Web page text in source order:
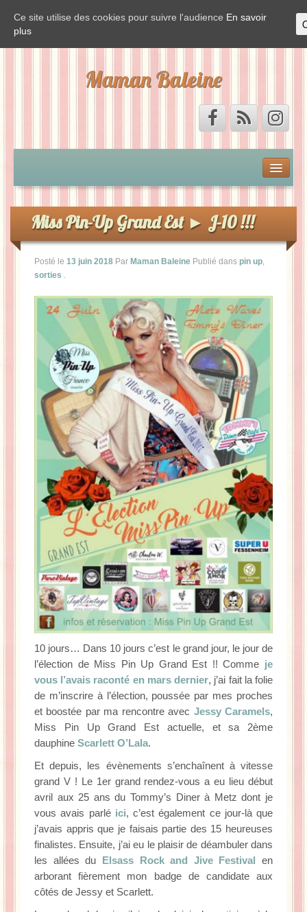
Maman Baleine
Mon by-pass et moi
Vis ma vie de Baleine
La Baleine est de sortie
La Baleine se pomponne !
Ma période Weight Watchers
Miss Pin-Up Grand Est ► J-10 !!!
Posté le 13 juin 2018 Par Maman Baleine Publié dans pin up,
sorties .
10 jours… Dans 10 jours c’est le grand jour, le jour de
l’élection de Miss Pin Up Grand Est !! Comme je
vous l’avais raconté en mars dernier, j’ai fait la folie
de m’inscrire à l’élection, poussée par mes proches
et boostée par ma rencontre avec Jessy Caramels,
Miss Pin Up Grand Est actuelle, et sa 2ème
dauphine Scarlett O’Lala.
Et depuis, les évènements s’enchaînent à vitesse
grand V ! Le 1er grand rendez-vous a eu lieu début
avril aux 25 ans du Tommy’s Diner à Metz dont je
vous avais parlé ici, c’est également ce jour-là que
j’avais appris que je faisais partie des 15 heureuses
finalistes. Ensuite, j’ai eu le plaisir de déambuler dans
les allées du Elsass Rock and Jive Festival en
arborant fièrement mon badge de candidate aux
côtés de Jessy et Scarlett.
Ce site utilise des cookies pour suivre l'audience En savoir
plus